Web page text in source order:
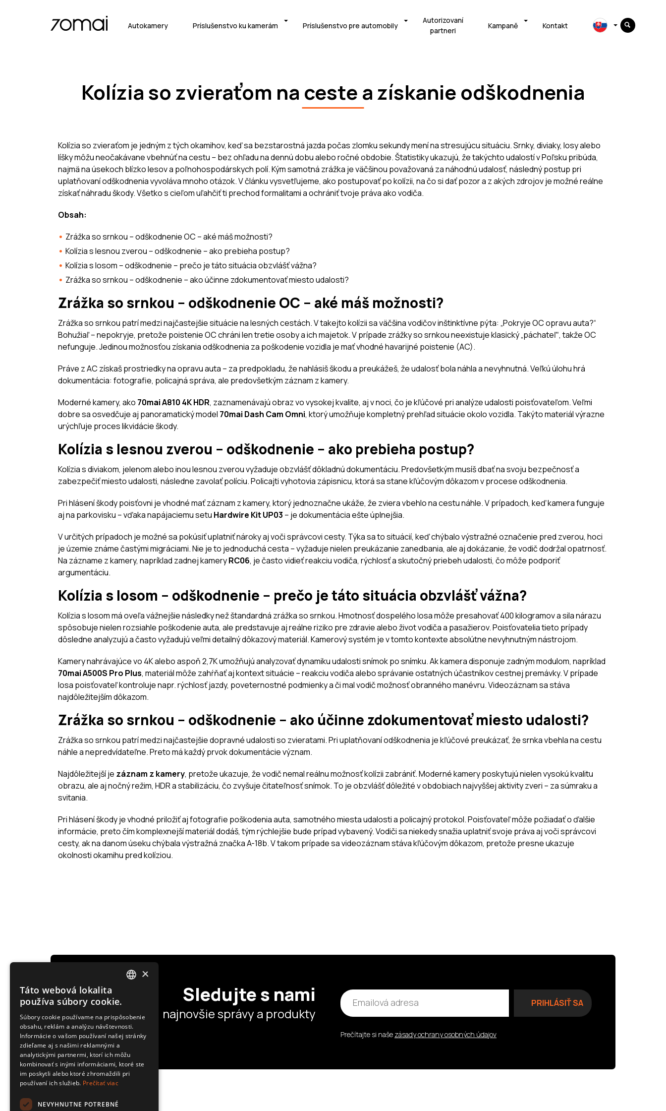
Autokamery Príslušenstvo ku kamerám Príslušenstvo pre automobily
Autorizovaní
partneri
Kampaně Kontakt
Kolízia so zvieraťom na ceste a získanie odškodnenia
Kolízia so zvieraťom je jedným z tých okamihov, keď sa bezstarostná jazda počas zlomku sekundy mení na stresujúcu situáciu. Srnky, diviaky, losy alebo
líšky môžu neočakávane vbehnúť na cestu – bez ohľadu na dennú dobu alebo ročné obdobie. Štatistiky ukazujú, že takýchto udalostí v Poľsku pribúda,
najmä na úsekoch blízko lesov a poľnohospodárskych polí. Kým samotná zrážka je väčšinou považovaná za náhodnú udalosť, následný postup pri
uplatňovaní odškodnenia vyvoláva mnoho otázok. V článku vysvetľujeme, ako postupovať po kolízii, na čo si dať pozor a z akých zdrojov je možné reálne
získať náhradu škody. Všetko s cieľom uľahčiť ti prechod formalitami a ochrániť tvoje práva ako vodiča.
Obsah:
Zrážka so srnkou – odškodnenie OC – aké máš možnosti?
Kolízia s lesnou zverou – odškodnenie – ako prebieha postup?
Kolízia s losom – odškodnenie – prečo je táto situácia obzvlášť vážna?
Zrážka so srnkou – odškodnenie – ako účinne zdokumentovať miesto udalosti?
Zrážka so srnkou – odškodnenie OC – aké máš možnosti?
Zrážka so srnkou patrí medzi najčastejšie situácie na lesných cestách. V takejto kolízii sa väčšina vodičov inštinktívne pýta: „Pokryje OC opravu auta?“
Bohužiaľ – nepokryje, pretože poistenie OC chráni len tretie osoby a ich majetok. V prípade zrážky so srnkou neexistuje klasický „páchateľ“, takže OC
nefunguje. Jedinou možnosťou získania odškodnenia za poškodenie vozidla je mať vhodné havarijné poistenie (AC).
Práve z AC získaš prostriedky na opravu auta – za predpokladu, že nahlásiš škodu a preukážeš, že udalosť bola náhla a nevyhnutná. Veľkú úlohu hrá
dokumentácia: fotografie, policajná správa, ale predovšetkým záznam z kamery.
Moderné kamery, ako 70mai A810 4K HDR, zaznamenávajú obraz vo vysokej kvalite, aj v noci, čo je kľúčové pri analýze udalosti poisťovateľom. Veľmi
dobre sa osvedčuje aj panoramatický model 70mai Dash Cam Omni, ktorý umožňuje kompletný prehľad situácie okolo vozidla. Takýto materiál výrazne
urýchľuje proces likvidácie škody.
Kolízia s lesnou zverou – odškodnenie – ako prebieha postup?
Kolízia s diviakom, jelenom alebo inou lesnou zverou vyžaduje obzvlášť dôkladnú dokumentáciu. Predovšetkým musíš dbať na svoju bezpečnosť a
zabezpečiť miesto udalosti, následne zavolať políciu. Policajti vyhotovia zápisnicu, ktorá sa stane kľúčovým dôkazom v procese odškodnenia.
Pri hlásení škody poisťovni je vhodné mať záznam z kamery, ktorý jednoznačne ukáže, že zviera vbehlo na cestu náhle. V prípadoch, keď kamera funguje
aj na parkovisku – vďaka napájaciemu setu Hardwire Kit UP03 – je dokumentácia ešte úplnejšia.
V určitých prípadoch je možné sa pokúsiť uplatniť nároky aj voči správcovi cesty. Týka sa to situácií, keď chýbalo výstražné označenie pred zverou, hoci
je územie známe častými migráciami. Nie je to jednoduchá cesta – vyžaduje nielen preukázanie zanedbania, ale aj dokázanie, že vodič dodržal opatrnosť.
Na zázname z kamery, napríklad zadnej kameryRC06, je často vidieť reakciu vodiča, rýchlosť a skutočný priebeh udalosti, čo môže podporiť
argumentáciu.
Kolízia s losom – odškodnenie – prečo je táto situácia obzvlášť vážna?
Kolízia s losom má oveľa vážnejšie následky než štandardná zrážka so srnkou. Hmotnosť dospelého losa môže presahovať 400 kilogramov a sila nárazu
spôsobuje nielen rozsiahle poškodenie auta, ale predstavuje aj reálne riziko pre zdravie alebo život vodiča a pasažierov. Poisťovatelia tieto prípady
dôsledne analyzujú a často vyžadujú veľmi detailný dôkazový materiál. Kamerový systém je v tomto kontexte absolútne nevyhnutným nástrojom.
Kamery nahrávajúce vo 4K alebo aspoň 2,7K umožňujú analyzovať dynamiku udalosti snímok po snímku. Ak kamera disponuje zadným modulom, napríklad
70mai A500S Pro Plus, materiál môže zahŕňať aj kontext situácie – reakciu vodiča alebo správanie ostatných účastníkov cestnej premávky. V prípade
losa poisťovateľ kontroluje napr. rýchlosť jazdy, poveternostné podmienky a či mal vodič možnosť obranného manévru. Videozáznam sa stáva
najdôležitejším dôkazom.
Zrážka so srnkou – odškodnenie – ako účinne zdokumentovať miesto udalosti?
Zrážka so srnkou patrí medzi najčastejšie dopravné udalosti so zvieratami. Pri uplatňovaní odškodnenia je kľúčové preukázať, že srnka vbehla na cestu
náhle a nepredvídateľne. Preto má každý prvok dokumentácie význam.
Najdôležitejší je záznam z kamery, pretože ukazuje, že vodič nemal reálnu možnosť kolízii zabrániť. Moderné kamery poskytujú nielen vysokú kvalitu
obrazu, ale aj nočný režim, HDR a stabilizáciu, čo zvyšuje čitateľnosť snímok. To je obzvlášť dôležité v obdobiach najvyššej aktivity zveri – za súmraku a
svitania.
Pri hlásení škody je vhodné priložiť aj fotografie poškodenia auta, samotného miesta udalosti a policajný protokol. Poisťovateľ môže požiadať o ďalšie
informácie, preto čím komplexnejší materiál dodáš, tým rýchlejšie bude prípad vybavený. Vodiči sa niekedy snažia uplatniť svoje práva aj voči správcovi
cesty, ak na danom úseku chýbala výstražná značka A-18b. V takom prípade sa videozáznam stáva kľúčovým dôkazom, pretože presne ukazuje
okolnosti okamihu pred kolíziou.
Sledujte s nami
najnovšie správy a produkty
Prečítajte si naše zásady ochrany osobných údajov
ENGLISH
×
Táto webová lokalita
používa súbory cookie.
Súbory cookie používame na prispôsobenie
obsahu, reklám a analýzu návštevnosti.
Informácie o vašom používaní našej stránky
zdieľame aj s našimi reklamnými a
analytickými partnermi, ktorí ich môžu
kombinovať s inými informáciami, ktoré ste
im poskytli alebo ktoré zhromaždili pri
používaní ich služieb. Prečítať viac
NEVYHNUTNE POTREBNÉ